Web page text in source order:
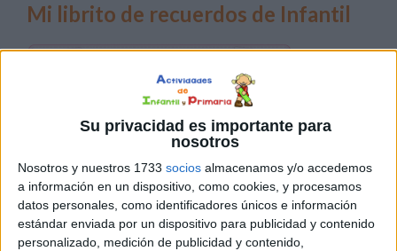
Su privacidad es importante para
nosotros
Nosotros y nuestros 1733 socios almacenamos y/o accedemos
a información en un dispositivo, como cookies, y procesamos
datos personales, como identificadores únicos e información
estándar enviada por un dispositivo para publicidad y contenido
personalizado, medición de publicidad y contenido,
Mi librito de recuerdos de Infantil
Los
Educación Infantil están llenos de emociones, recuerdos
y experiencias que merecen conservarse para siempre.